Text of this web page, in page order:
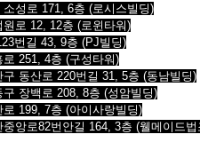
성로 171, 6층 (로시스빌딩)
로 12, 12층 (로윈타워)
번길 43, 9층 (PJ빌딩)
251, 4층 (구성타워)
동산로 220번길 31, 5층 (동남빌딩)
장백로 208, 8층 (성암빌딩)
199, 7층 (아이사랑빌딩)
앙로82번안길 164, 3층 (웰메이드법